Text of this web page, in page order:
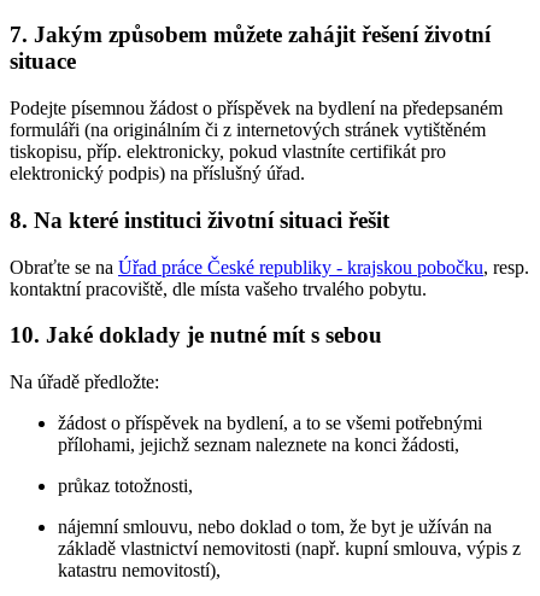
7. Jakým způsobem můžete zahájit řešení životní
situace
Podejte písemnou žádost o příspěvek na bydlení na předepsaném
formuláři (na originálním či z internetových stránek vytištěném
tiskopisu, příp. elektronicky, pokud vlastníte certifikát pro
elektronický podpis) na příslušný úřad.
8. Na které instituci životní situaci řešit
Obraťte se na Úřad práce České republiky - krajskou pobočku, resp.
kontaktní pracoviště, dle místa vašeho trvalého pobytu.
10. Jaké doklady je nutné mít s sebou
Na úřadě předložte:
žádost o příspěvek na bydlení, a to se všemi potřebnými
přílohami, jejichž seznam naleznete na konci žádosti,
průkaz totožnosti,
nájemní smlouvu, nebo doklad o tom, že byt je užíván na
základě vlastnictví nemovitosti (např. kupní smlouva, výpis z
katastru nemovitostí),